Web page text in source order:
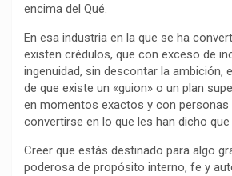
encima del Qué.
En esa industria en la que se ha
existen crédulos, que con exceso de
ingenuidad, sin descontar la ambición,
de que existe un «guion» o un plan
en momentos exactos y con
convertirse en lo que les han dicho que
Creer que estás destinado para algo
poderosa de propósito interno, fe y